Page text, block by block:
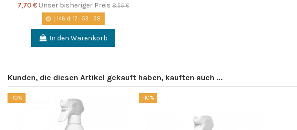
7,70 € Unser bisheriger Preis 8,55 €
146 d. 17 :59 :37
In den Warenkorb
Kunden, die diesen Artikel gekauft haben, kauften auch ...
-10% -10%